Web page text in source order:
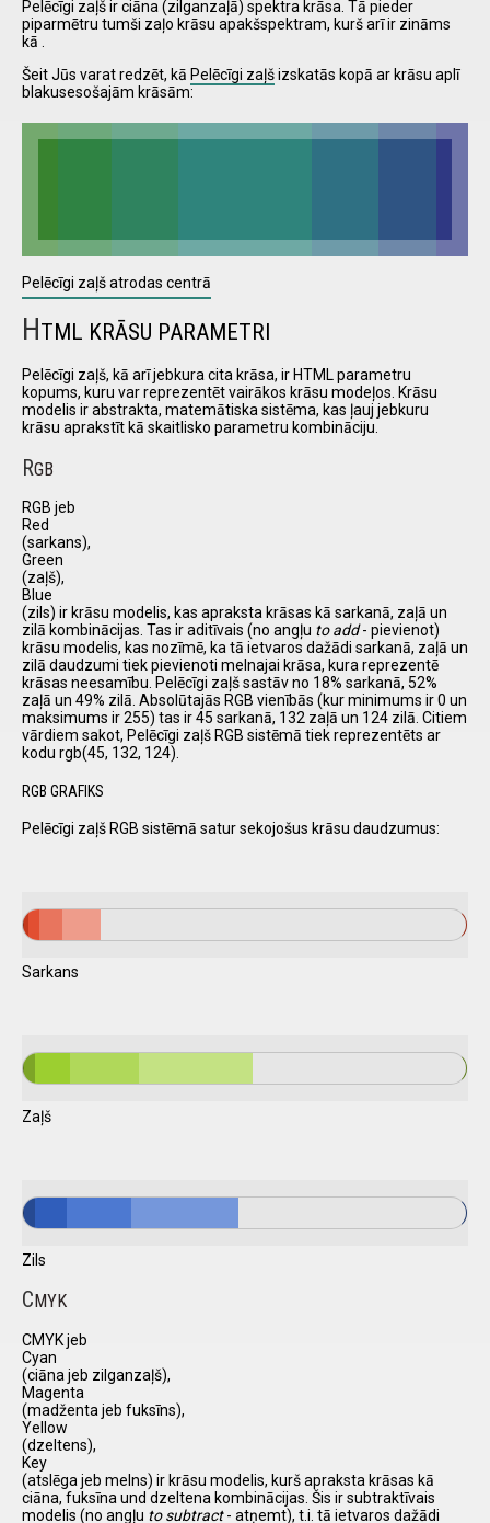
I have
read and
accept the
terms and
conditions
Pelēcīgi zaļš ir ciāna (zilganzaļā) spektra krāsa. Tā pieder
piparmētru tumši zaļo krāsu apakšspektram, kurš arī ir zināms
kā .
Šeit Jūs varat redzēt, kā Pelēcīgi zaļšizskatās kopā ar krāsu aplī
blakusesošajām krāsām:
Pelēcīgi zaļš atrodas centrā
HTML KRĀSU PARAMETRI
Pelēcīgi zaļš, kā arī jebkura cita krāsa, ir HTML parametru
kopums, kuru var reprezentēt vairākos krāsu modeļos. Krāsu
modelis ir abstrakta, matemātiska sistēma, kas ļauj jebkuru
krāsu aprakstīt kā skaitlisko parametru kombināciju.
RGB
RGB jeb
Red
(sarkans),
Green
(zaļš),
Blue
(zils) ir krāsu modelis, kas apraksta krāsas kā sarkanā, zaļā un
zilā kombinācijas. Tas ir aditīvais (no angļu to add- pievienot)
krāsu modelis, kas nozīmē, ka tā ietvaros dažādi sarkanā, zaļā un
zilā daudzumi tiek pievienoti melnajai krāsa, kura reprezentē
krāsas neesamību. Pelēcīgi zaļš sastāv no 18% sarkanā, 52%
zaļā un 49% zilā. Absolūtajās RGB vienībās (kur minimums ir 0 un
maksimums ir 255) tas ir 45 sarkanā, 132 zaļā un 124 zilā. Citiem
vārdiem sakot, Pelēcīgi zaļš RGB sistēmā tiek reprezentēts ar
kodu rgb(45, 132, 124).
RGB GRAFIKS
Pelēcīgi zaļš RGB sistēmā satur sekojošus krāsu daudzumus:
Sarkans
Zaļš
Zils
CMYK
CMYK jeb
Cyan
(ciāna jeb zilganzaļš),
Magenta
(madženta jeb fuksīns),
Yellow
(dzeltens),
Key
(atslēga jeb melns) ir krāsu modelis, kurš apraksta krāsas kā
ciāna, fuksīna und dzeltena kombinācijas. Šis ir subtraktīvais
modelis (no angļu to subtract- atņemt), t.i. tā ietvaros dažādi